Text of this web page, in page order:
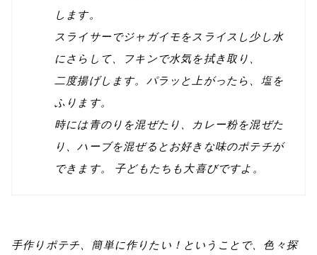
します。
スライサーでジャガイモをスライスし少し水
にさらして、フキンで水気を拭き取り、
二度揚げします。パラッと上がったら、塩を
ふります。
時には青のりを混ぜたり、カレー粉を混ぜた
り、ハーブを混ぜるとお好きな味のポテチが
できます。
子どもたちも大喜びですよ。
手作りポテチ、簡単に作りたい！ということで、色々探